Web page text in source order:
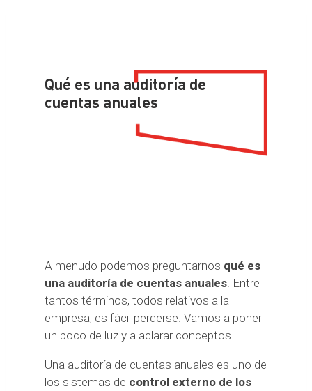
Qué es una auditoría de
cuentas anuales
A menudo podemos preguntarnos qué es
una auditoría de cuentas anuales. Entre
tantos términos, todos relativos a la
empresa, es fácil perderse. Vamos a poner
un poco de luz y a aclarar conceptos.
Una auditoría de cuentas anuales es uno de
los sistemas de control externo de los